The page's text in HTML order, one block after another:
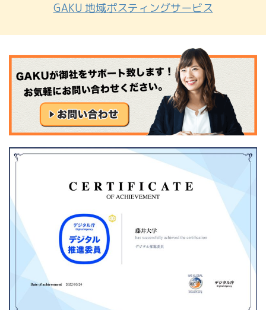
GAKU 地域ポスティングサービス